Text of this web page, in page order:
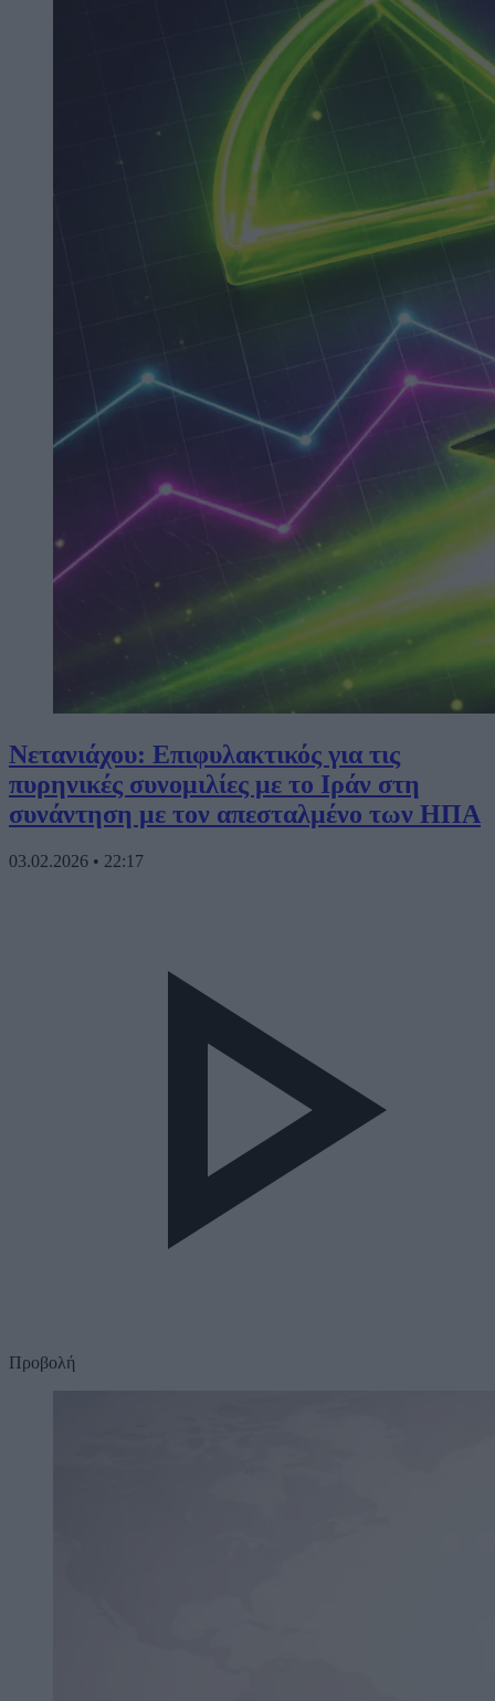
Νετανιάχου: Επιφυλακτικός για τις
πυρηνικές συνομιλίες με το Ιράν στη
συνάντηση με τον απεσταλμένο των ΗΠΑ
03.02.2026 • 22:17
Προβολή